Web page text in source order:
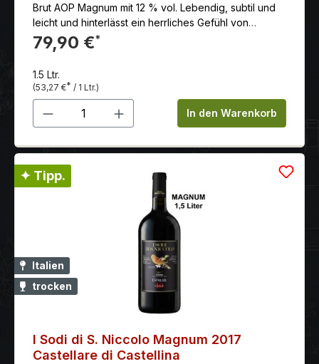
Brut AOP Magnum mit 12 % vol. Lebendig, subtil und
leicht und hinterlässt ein herrliches Gefühl von
Samtheit, gekennzeichnet von der Reinheit frischer
Pfirsiche und Äpfel und einem Hauch Zitrus. Ein
gelben Trauben und saftigen weißen Früchten kreiert
ein Spektakel, das die wunderbar ausbalancierte
Tiefe des Pinot Noir unterstreicht.
79,90 €*
1.5 Ltr.
(53,27 €* / 1 Ltr.)
Produkt Anzahl: Gib denIn den Warenkorb
✦ Tipp.
Italien
trocken
I Sodi di S. Niccolo Magnum 2017
Castellare di Castellina